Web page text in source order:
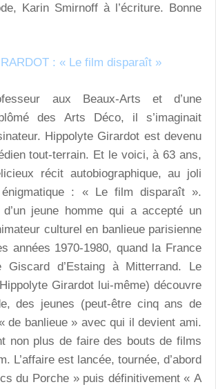
Karin Smirnoff à l’écriture. Bonne
: « Le film disparaît »
aux Beaux-Arts et d’une
des Arts Déco, il s’imaginait
Hippolyte Girardot est devenu
tout-terrain. Et le voici, à 63 ans,
récit autobiographique, au joli
: « Le film disparaît ».
d’un jeune homme qui a accepté un
culturel en banlieue parisienne
années 1970-1980, quand la France
Giscard d’Estaing à Mitterrand. Le
Girardot lui-même) découvre
des jeunes (peut-être cinq ans de
de banlieue » avec qui il devient ami.
non plus de faire des bouts de films
L’affaire est lancée, tournée, d’abord
du Porche » puis définitivement « A